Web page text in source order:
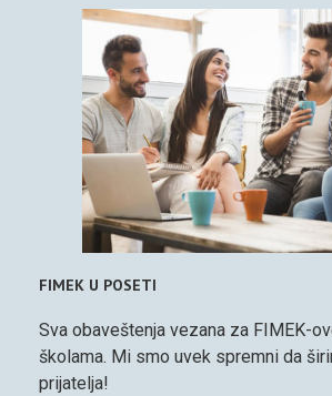
FIMEK U POSETI
Sva obaveštenja vezana za FIMEK-
školama. Mi smo uvek spremni da
prijatelja!